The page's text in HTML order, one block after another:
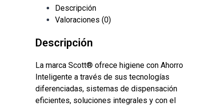
Descripción
Valoraciones (0)
Descripción
La marca Scott® ofrece higiene con Ahorro
Inteligente a través de sus tecnologías
diferenciadas, sistemas de dispensación
eficientes, soluciones integrales y con el